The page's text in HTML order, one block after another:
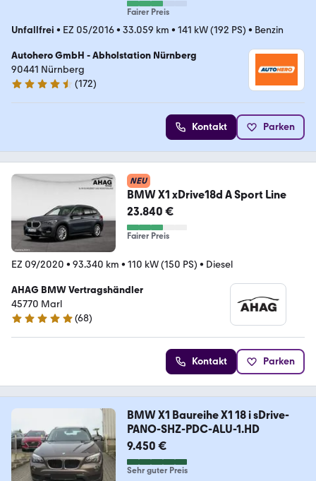
Fairer Preis
Unfallfrei • EZ 05/2016• 33.059 km • 141 kW (192 PS) • Benzin
Autohero GmbH - Abholstation Nürnberg
90441 Nürnberg
4.5 Sterne
(172)
Kontakt Parken
NEU
BMW X1 xDrive18d A Sport Line
23.840 €
Fairer Preis
EZ 09/2020 • 93.340 km • 110 kW (150 PS) • Diesel
AHAG BMW Vertragshändler
45770 Marl
5 Sterne
(68)
Kontakt Parken
BMW X1 Baureihe X1 18 i sDrive-
PANO-SHZ-PDC-ALU-1.HD
9.450 €
Sehr guter Preis